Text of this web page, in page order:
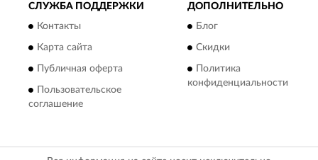
СЛУЖБА ПОДДЕРЖКИ
Контакты
Карта сайта
Публичная оферта
Пользовательское
соглашение
ДОПОЛНИТЕЛЬНО
Блог
Скидки
Политика
конфиденциальности